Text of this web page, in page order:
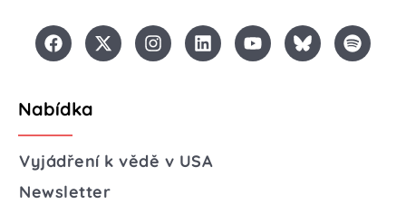
Nabídka
Vyjádření k vědě v USA
Newsletter